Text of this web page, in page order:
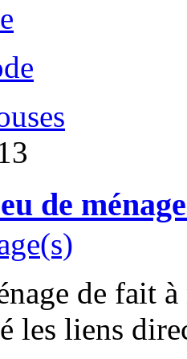
de
de fait
les liens